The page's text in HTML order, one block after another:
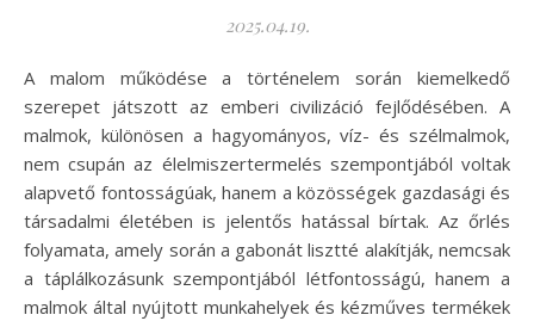
2025.04.19.
A malom működése a történelem során kiemelkedő
szerepet játszott az emberi civilizáció fejlődésében. A
malmok, különösen a hagyományos, víz- és szélmalmok,
nem csupán az élelmiszertermelés szempontjából voltak
alapvető fontosságúak, hanem a közösségek gazdasági és
társadalmi életében is jelentős hatással bírtak. Az őrlés
folyamata, amely során a gabonát lisztté alakítják, nemcsak
a táplálkozásunk szempontjából létfontosságú, hanem a
malmok által nyújtott munkahelyek és kézműves termékek